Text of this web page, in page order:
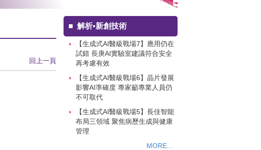
回上一頁
■ 解析▪新創技術
【生成式AI醫級戰場7】應用仍在
試錯 長庚AI實驗室建議符合安全
再考慮有效
【生成式AI醫級戰場6】晶片發展
影響AI準確度 專家籲專業人員仍
不可取代
【生成式AI醫級戰場5】長佳智能
布局三領域 聚焦病歷生成與健康
管理
MORE...